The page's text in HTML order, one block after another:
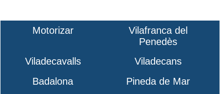
Motorizar
Vilafranca del
Penedès
Viladecavalls
Viladecans
Badalona
Pineda de Mar